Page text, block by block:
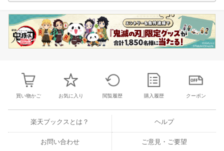
買い物かご お気に入り 閲覧履歴 購入履歴 クーポン
楽天ブックスとは？ ヘルプ
お問い合わせ ご意見・ご要望